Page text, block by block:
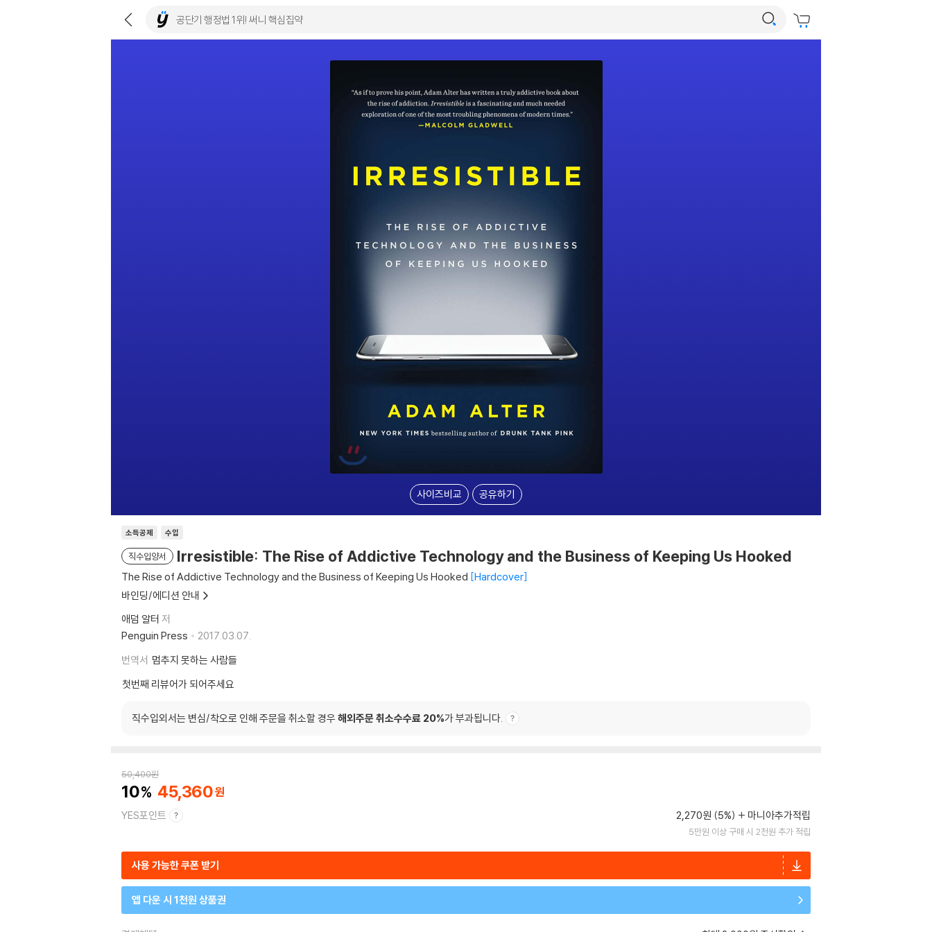
사이즈비교 공유하기
소득공제 수입
직수입양서 Irresistible: The Rise of Addictive Technology and the Business of Keeping Us Hooked
The Rise of Addictive Technology and the Business of Keeping Us Hooked Hardcover
바인딩/에디션 안내
애덤 알터 저
Penguin Press
2017.03.07.
번역서 멈추지 못하는 사람들
첫번째 리뷰어가 되어주세요
직수입외서는 변심/착오로 인해 주문을 취소할 경우 해외주문 취소수수료 20%가 부과됩니다.
50,400원
10 45,360
YES포인트 2,270원 (5%) 마니아추가적립
5만원 이상 구매 시 2천원 추가 적립
사용 가능한 쿠폰 받기
앱 다운 시 1천원 상품권